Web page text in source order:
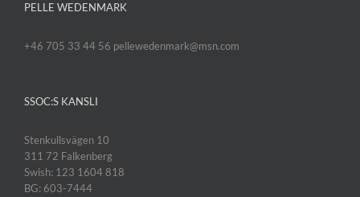
PELLE WEDENMARK
+46 705 33 44 56 pellewedenmark@msn.com
SSOC:S KANSLI
Stenkullsvägen 10
311 72 Falkenberg
Swish: 123 1604 818
BG: 603-7444